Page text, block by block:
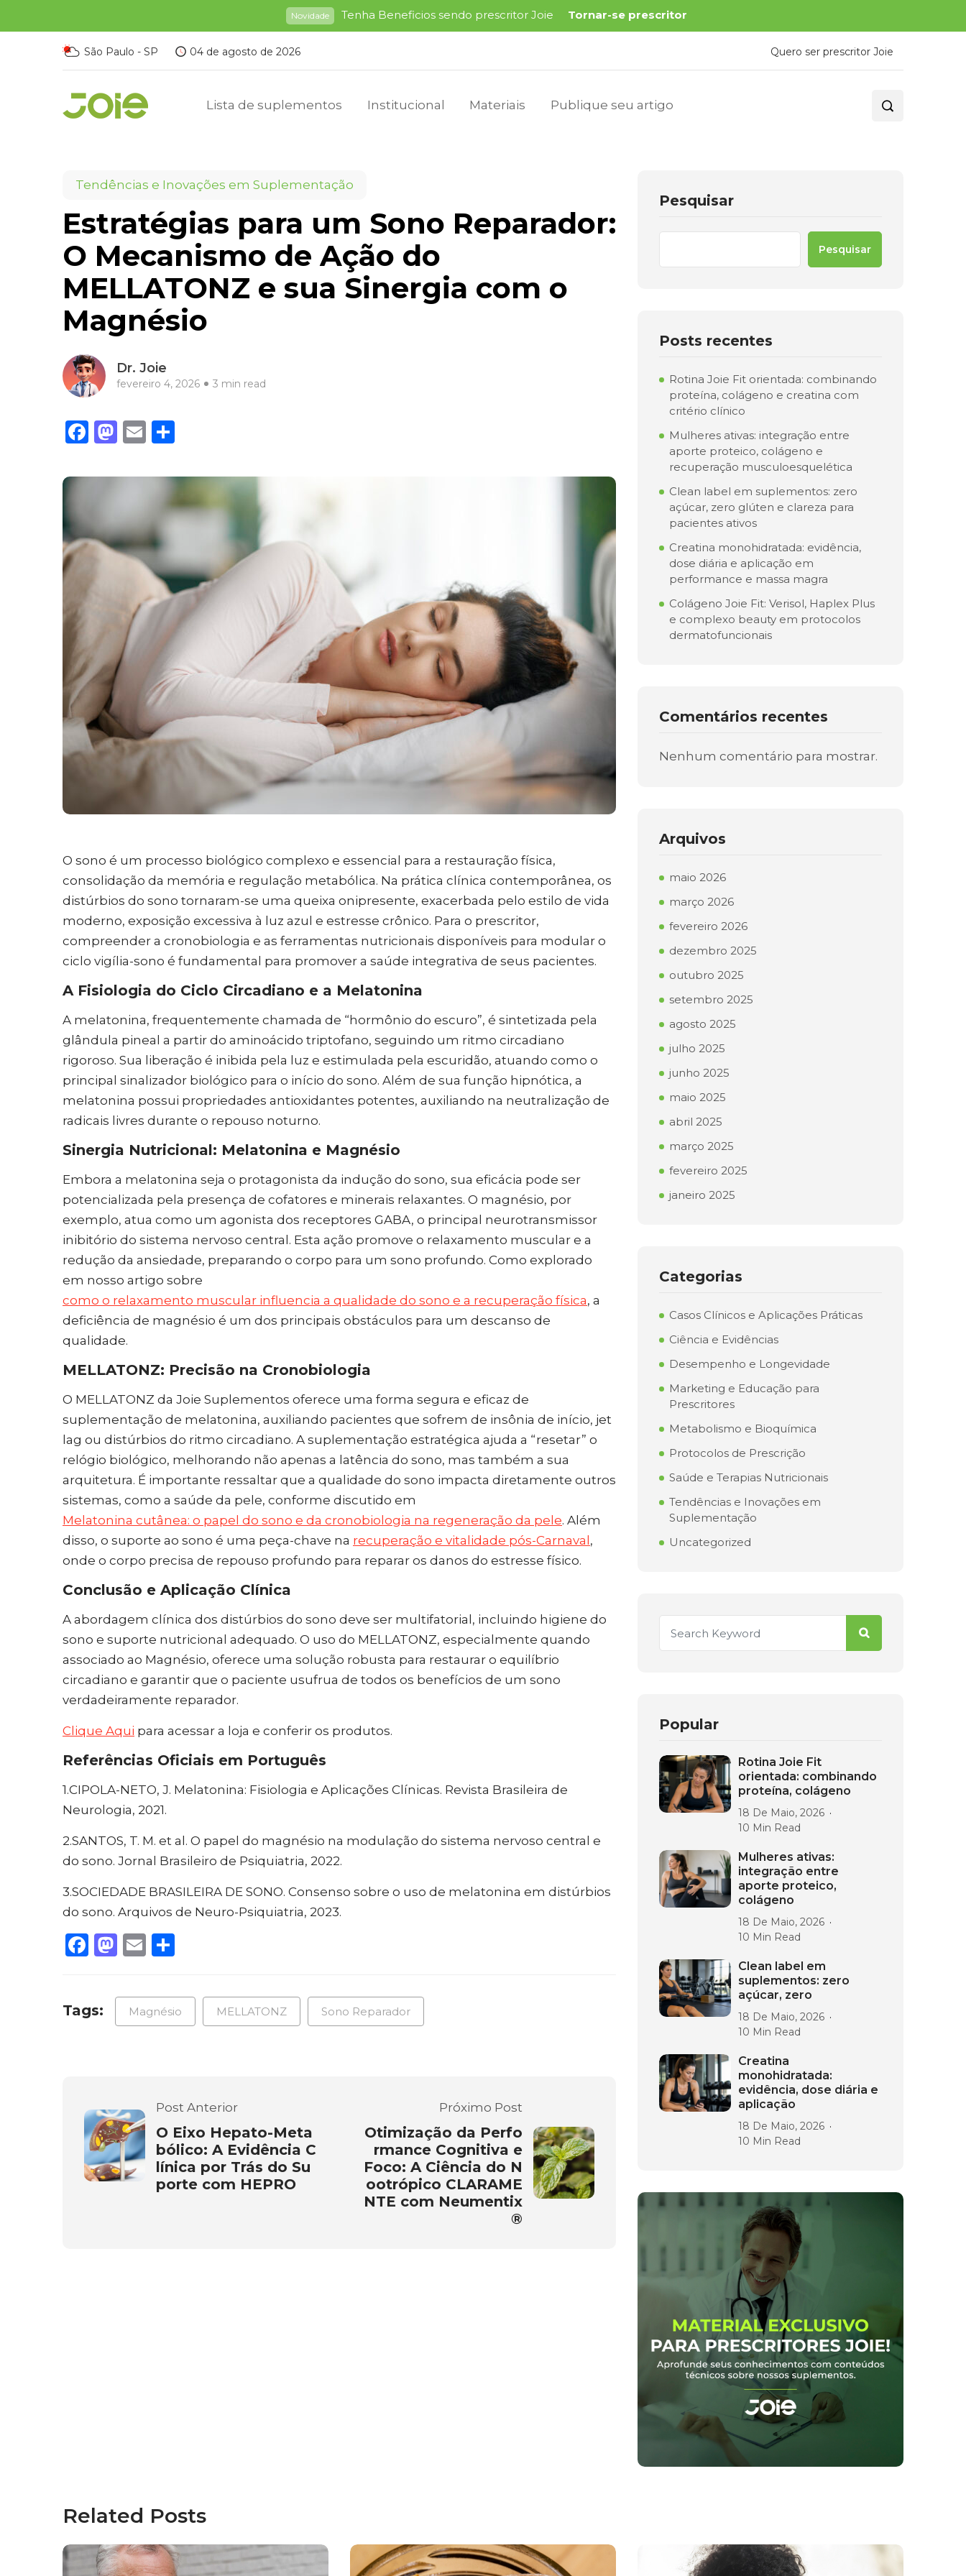
Novidade Tenha Beneficios sendo prescritor Joie Tornar-se prescritor
São Paulo - SP 04 de agosto de 2026 Quero ser prescritor Joie
Lista de suplementos Institucional Materiais Publique seu artigo
Tendências e Inovações em Suplementação
Estratégias para um Sono Reparador:
O Mecanismo de Ação do
MELLATONZ e sua Sinergia com o
Magnésio
Dr. Joie
fevereiro 4, 2026 3 min read
Facebook
Mastodon
Email
O sono é um processo biológico complexo e essencial para a restauração física,
consolidação da memória e regulação metabólica. Na prática clínica contemporânea, os
distúrbios do sono tornaram-se uma queixa onipresente, exacerbada pelo estilo de vida
moderno, exposição excessiva à luz azul e estresse crônico. Para o prescritor,
compreender a cronobiologia e as ferramentas nutricionais disponíveis para modular o
ciclo vigília-sono é fundamental para promover a saúde integrativa de seus pacientes.
A Fisiologia do Ciclo Circadiano e a Melatonina
A melatonina, frequentemente chamada de “hormônio do escuro”, é sintetizada pela
glândula pineal a partir do aminoácido triptofano, seguindo um ritmo circadiano
rigoroso. Sua liberação é inibida pela luz e estimulada pela escuridão, atuando como o
principal sinalizador biológico para o início do sono. Além de sua função hipnótica, a
melatonina possui propriedades antioxidantes potentes, auxiliando na neutralização de
radicais livres durante o repouso noturno.
Sinergia Nutricional: Melatonina e Magnésio
Embora a melatonina seja o protagonista da indução do sono, sua eficácia pode ser
potencializada pela presença de cofatores e minerais relaxantes. O magnésio, por
exemplo, atua como um agonista dos receptores GABA, o principal neurotransmissor
inibitório do sistema nervoso central. Esta ação promove o relaxamento muscular e a
redução da ansiedade, preparando o corpo para um sono profundo. Como explorado
em nosso artigo sobre
como o relaxamento muscular influencia a qualidade do sono e a recuperação física, a
deficiência de magnésio é um dos principais obstáculos para um descanso de
qualidade.
MELLATONZ: Precisão na Cronobiologia
O MELLATONZ da Joie Suplementos oferece uma forma segura e eficaz de
suplementação de melatonina, auxiliando pacientes que sofrem de insônia de início, jet
lag ou distúrbios do ritmo circadiano. A suplementação estratégica ajuda a “resetar” o
relógio biológico, melhorando não apenas a latência do sono, mas também a sua
arquitetura. É importante ressaltar que a qualidade do sono impacta diretamente outros
sistemas, como a saúde da pele, conforme discutido em
Melatonina cutânea: o papel do sono e da cronobiologia na regeneração da pele. Além
disso, o suporte ao sono é uma peça-chave na recuperação e vitalidade pós-Carnaval ,
onde o corpo precisa de repouso profundo para reparar os danos do estresse físico.
Conclusão e Aplicação Clínica
A abordagem clínica dos distúrbios do sono deve ser multifatorial, incluindo higiene do
sono e suporte nutricional adequado. O uso do MELLATONZ, especialmente quando
associado ao Magnésio, oferece uma solução robusta para restaurar o equilíbrio
circadiano e garantir que o paciente usufrua de todos os benefícios de um sono
verdadeiramente reparador.
Clique Aqui para acessar a loja e conferir os produtos.
Referências Oficiais em Português
1.CIPOLA-NETO, J. Melatonina: Fisiologia e Aplicações Clínicas. Revista Brasileira de
Neurologia, 2021.
2.SANTOS, T. M. et al. O papel do magnésio na modulação do sistema nervoso central e
do sono. Jornal Brasileiro de Psiquiatria, 2022.
3.SOCIEDADE BRASILEIRA DE SONO. Consenso sobre o uso de melatonina em distúrbios
do sono. Arquivos de Neuro-Psiquiatria, 2023.
Facebook
Mastodon
Email
Tags: Magnésio MELLATONZ Sono Reparador
Post Anterior
O Eixo Hepato-Meta
bólico: A Evidência C
línica por Trás do Su
porte com HEPRO
Próximo Post
Otimização da Perfo
rmance Cognitiva e
Foco: A Ciência do N
ootrópico CLARAME
NTE com Neumentix
®
Pesquisar
Pesquisar
Posts recentes
Rotina Joie Fit orientada: combinando
proteína, colágeno e creatina com
critério clínico
Mulheres ativas: integração entre
aporte proteico, colágeno e
recuperação musculoesquelética
Clean label em suplementos: zero
açúcar, zero glúten e clareza para
pacientes ativos
Creatina monohidratada: evidência,
dose diária e aplicação em
performance e massa magra
Colágeno Joie Fit: Verisol, Haplex Plus
e complexo beauty em protocolos
dermatofuncionais
Comentários recentes
Nenhum comentário para mostrar.
Arquivos
maio 2026
março 2026
fevereiro 2026
dezembro 2025
outubro 2025
setembro 2025
agosto 2025
julho 2025
junho 2025
maio 2025
abril 2025
março 2025
fevereiro 2025
janeiro 2025
Categorias
Casos Clínicos e Aplicações Práticas
Ciência e Evidências
Desempenho e Longevidade
Marketing e Educação para
Prescritores
Metabolismo e Bioquímica
Protocolos de Prescrição
Saúde e Terapias Nutricionais
Tendências e Inovações em
Suplementação
Uncategorized
Popular
Rotina Joie Fit
orientada: combinando
proteína, colágeno
18 De Maio, 2026
10 Min Read
Mulheres ativas:
integração entre
aporte proteico,
colágeno
18 De Maio, 2026
10 Min Read
Clean label em
suplementos: zero
açúcar, zero
18 De Maio, 2026
10 Min Read
Creatina
monohidratada:
evidência, dose diária e
aplicação
18 De Maio, 2026
10 Min Read
Related Posts